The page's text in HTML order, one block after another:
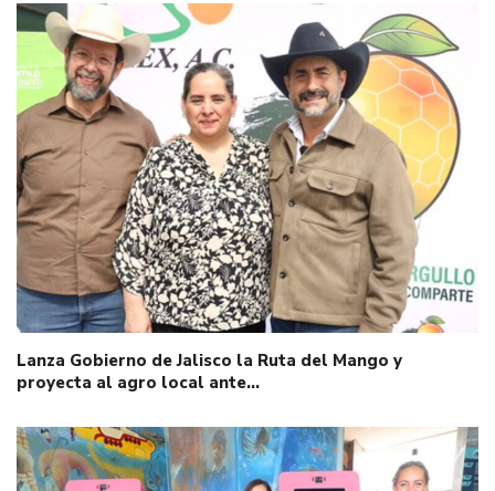
Lanza Gobierno de Jalisco la Ruta del Mango y
proyecta al agro local ante…